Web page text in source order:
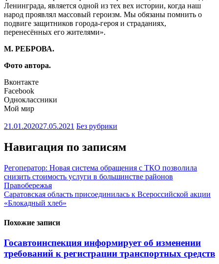
Ленинграда, является одной из тех вех истории, когда наш
народ проявлял массовый героизм. Мы обязаны помнить о
подвиге защитников города-героя и страданиях,
перенесённых его жителями».
М. РЕБРОВА.
Фото автора.
Вконтакте
Facebook
Одноклассники
Мой мир
21.01.202027.05.2021 Без рубрики
Навигация по записям
Регоператор: Новая система обращения с ТКО позволила
снизить стоимость услуги в большинстве районов
Правобережья
Саратовская область присоединилась к Всероссийской акции
«Блокадный хлеб»
Похожие записи
Госавтоинспекция информирует об изменении
требований к регистрации транспортных средств